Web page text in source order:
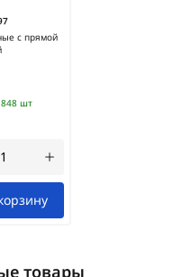
с прямой
шт
товары